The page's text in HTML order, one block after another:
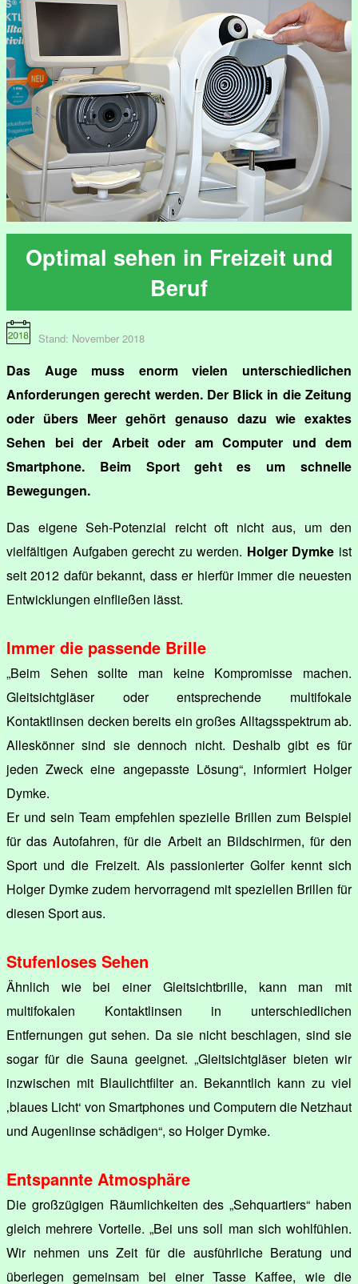
Optimal sehen in Freizeit und
Beruf
Stand: November 2018
Das Auge muss enorm vielen unterschiedlichen
Anforderungen gerecht werden. Der Blick in die Zeitung
oder übers Meer gehört genauso dazu wie exaktes
Sehen bei der Arbeit oder am Computer und dem
Smartphone. Beim Sport geht es um schnelle
Bewegungen.
Das eigene Seh-Potenzial reicht oft nicht aus, um den
vielfältigen Aufgaben gerecht zu werden. Holger Dymke ist
seit 2012 dafür bekannt, dass er hierfür immer die neuesten
Entwicklungen einfließen lässt.
Immer die passende Brille
„Beim Sehen sollte man keine Kompromisse machen.
Gleitsichtgläser oder entsprechende multifokale
Kontaktlinsen decken bereits ein großes Alltagsspektrum ab.
Alleskönner sind sie dennoch nicht. Deshalb gibt es für
jeden Zweck eine angepasste Lösung“, informiert Holger
Dymke.
Er und sein Team empfehlen spezielle Brillen zum Beispiel
für das Autofahren, für die Arbeit an Bildschirmen, für den
Sport und die Freizeit. Als passionierter Golfer kennt sich
Holger Dymke zudem hervorragend mit speziellen Brillen für
diesen Sport aus.
Stufenloses Sehen
Ähnlich wie bei einer Gleitsichtbrille, kann man mit
multifokalen Kontaktlinsen in unterschiedlichen
Entfernungen gut sehen. Da sie nicht beschlagen, sind sie
sogar für die Sauna geeignet. „Gleitsichtgläser bieten wir
inzwischen mit Blaulichtfilter an. Bekanntlich kann zu viel
‚blaues Licht‘ von Smartphones und Computern die Netzhaut
und Augenlinse schädigen“, so Holger Dymke.
Entspannte Atmosphäre
Die großzügigen Räumlichkeiten des „Sehquartiers“ haben
gleich mehrere Vorteile. „Bei uns soll man sich wohlfühlen.
Wir nehmen uns Zeit für die ausführliche Beratung und
überlegen gemeinsam bei einer Tasse Kaffee, wie die